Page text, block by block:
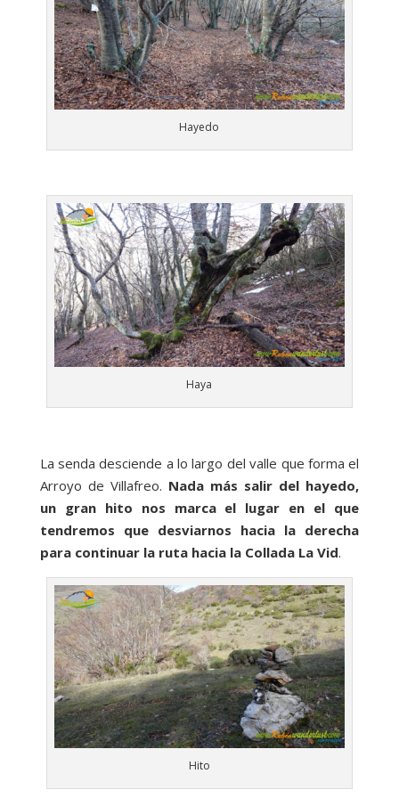
Hayedo
Haya
La senda desciende a lo largo del valle que forma el
Arroyo de Villafreo. Nada más salir del hayedo,
un gran hito nos marca el lugar en el que
tendremos que desviarnos hacia la derecha
para continuar la ruta hacia la Collada La Vid.
Hito